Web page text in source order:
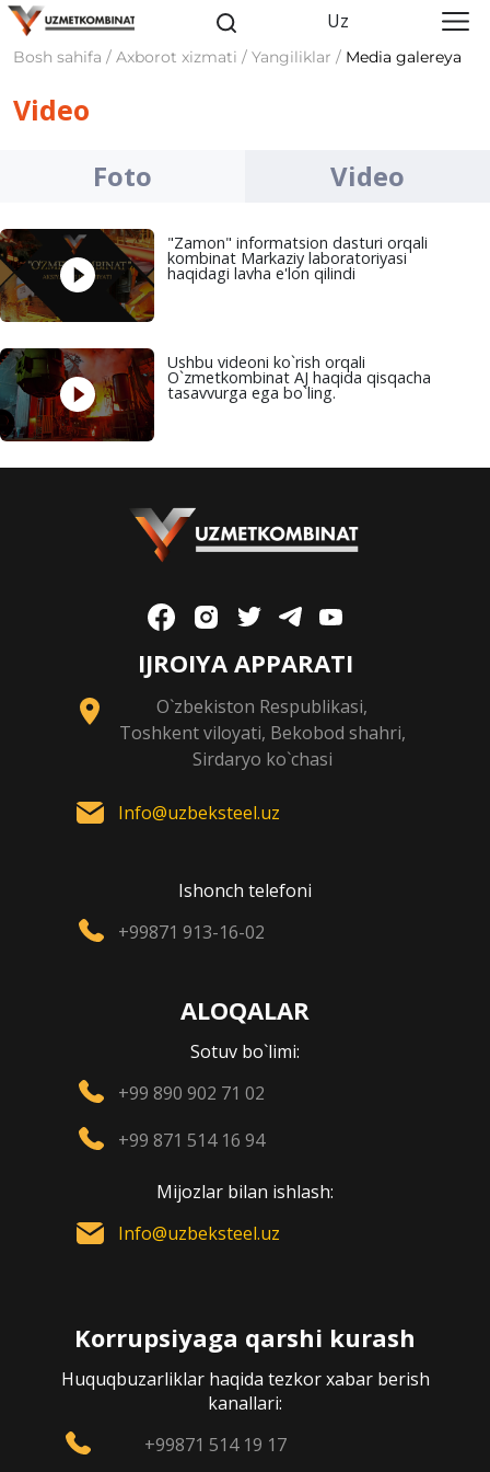
Uz
Bosh sahifa / Axborot xizmati / Yangiliklar / Media galereya
Video
Foto Video
"Zamon" informatsion dasturi orqali
kombinat Markaziy laboratoriyasi
haqidagi lavha e'lon qilindi
Ushbu videoni ko`rish orqali
O`zmetkombinat AJ haqida qisqacha
tasavvurga ega bo`ling.
IJROIYA APPARATI
O`zbekiston Respublikasi,
Toshkent viloyati, Bekobod shahri,
Sirdaryo ko`chasi
Info@uzbeksteel.uz
Ishonch telefoni
+99871 913-16-02
ALOQALAR
Sotuv bo`limi:
+99 890 902 71 02
+99 871 514 16 94
Mijozlar bilan ishlash:
Info@uzbeksteel.uz
Korrupsiyaga qarshi kurash
Huquqbuzarliklar haqida tezkor xabar berish
kanallari:
+99871 514 19 17